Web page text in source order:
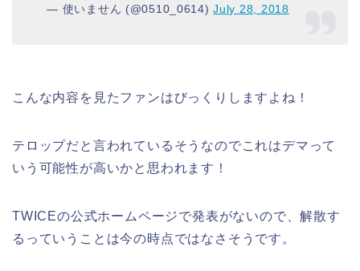
— 使いません (@0510_0614)July 28, 2018
こんな内容を見たファンはびっくりしますよね！
テロップだと言われているそうなのでこれはデマって
いう可能性が高いかと思われます！
TWICEの公式ホームページで発表がないので、解散す
るっていうことは今の時点ではなさそうです。